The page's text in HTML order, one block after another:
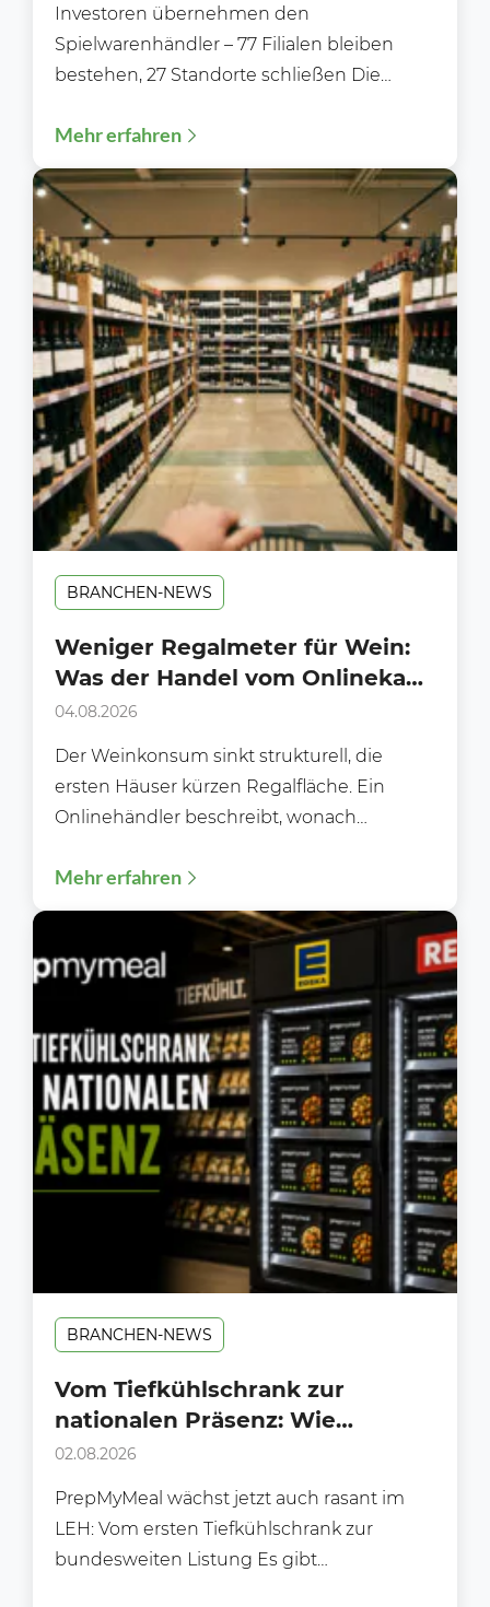
Investoren übernehmen den
Spielwarenhändler – 77 Filialen bleiben
bestehen, 27 Standorte schließen Die
Nachdem die Gläubiger...
Mehr erfahren
BRANCHEN-NEWS
Weniger Regalmeter für Wein:
Was der Handel vom Onlinekauf
lernen kann
04.08.2026
Der Weinkonsum sinkt strukturell, die
ersten Häuser kürzen Regalfläche. Ein
Onlinehändler beschreibt, wonach
suchen und was das...
Mehr erfahren
BRANCHEN-NEWS
Vom Tiefkühlschrank zur
nationalen Präsenz: Wie
PrepMyMeal den deutschen LEH
02.08.2026
PrepMyMeal wächst jetzt auch rasant im
LEH: Vom ersten Tiefkühlschrank zur
bundesweiten Listung Es gibt